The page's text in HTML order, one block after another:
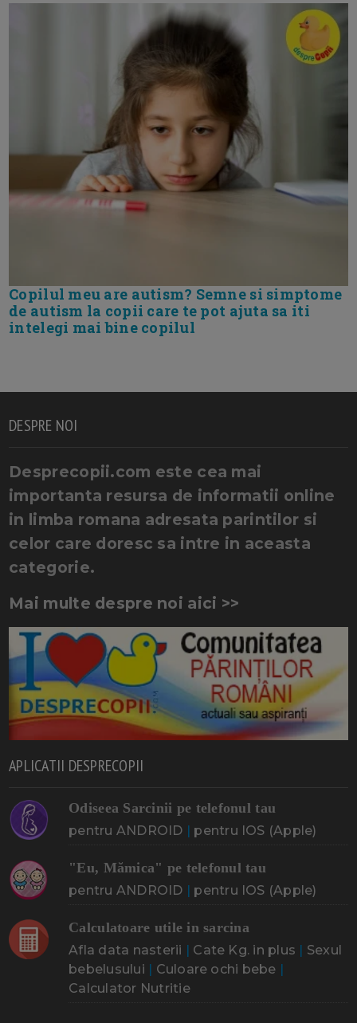
Copilul meu are autism? Semne si simptome
de autism la copii care te pot ajuta sa iti
intelegi mai bine copilul
DESPRE NOI
Desprecopii.com este cea mai
importanta resursa de informatii online
in limba romana adresata parintilor si
celor care doresc sa intre in aceasta
categorie.
Mai multe despre noi aici >>
APLICATII DESPRECOPII
Odiseea Sarcinii pe telefonul tau
pentru ANDROID | pentru IOS (Apple)
"Eu, Mămica" pe telefonul tau
pentru ANDROID | pentru IOS (Apple)
Calculatoare utile in sarcina
Afla data nasterii | Cate Kg. in plus | Sexul
bebelusului | Culoare ochi bebe |
Calculator Nutritie